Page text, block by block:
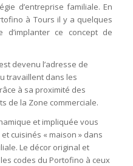
d’entreprise familiale. En
à Tours il y a quelques
ce concept de
devenu l’adresse de
travaillent dans les
à sa proximité des
de la Zone commerciale.
et impliquée vous
cuisinés « maison » dans
Le décor original et
codes du Portofino à ceux